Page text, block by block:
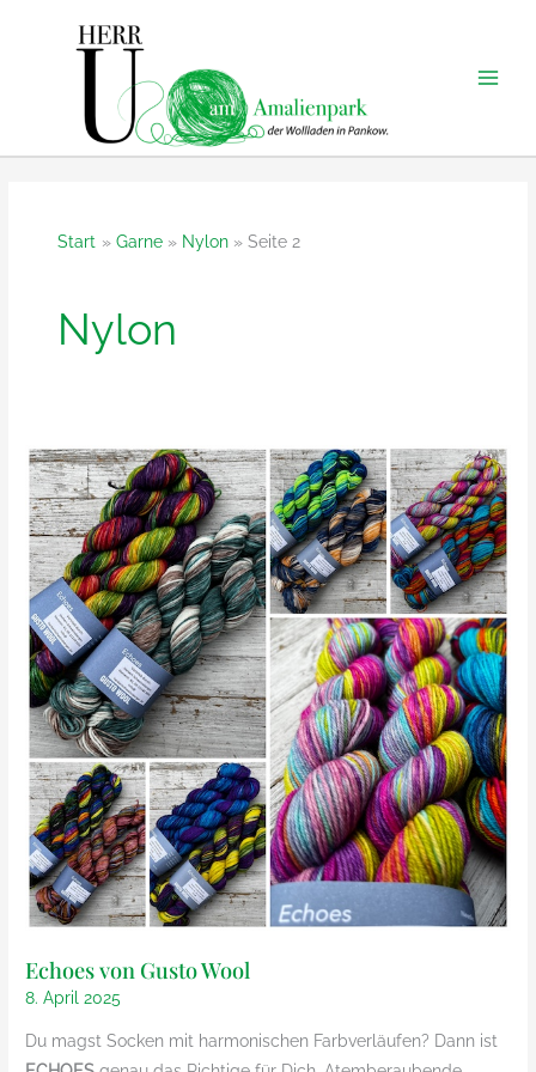
Start Garne Nylon Seite 2
Nylon
Echoes von Gusto Wool
8. April 2025
Du magst Socken mit harmonischen Farbverläufen? Dann ist